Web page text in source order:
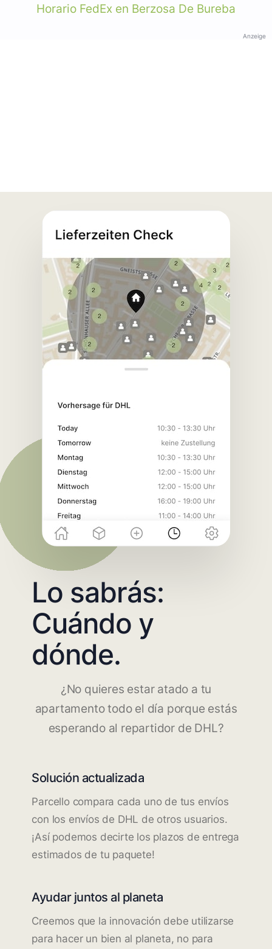
Horario FedEx en Berzosa De Bureba
Anzeige
Lo sabrás:
Cuándo y
dónde.
¿No quieres estar atado a tu
apartamento todo el día porque estás
esperando al repartidor de DHL?
Solución actualizada
Parcello compara cada uno de tus envíos
con los envíos de DHL de otros usuarios.
¡Así podemos decirte los plazos de entrega
estimados de tu paquete!
Ayudar juntos al planeta
Creemos que la innovación debe utilizarse
para hacer un bien al planeta, no para